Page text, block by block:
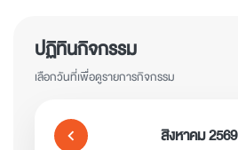
ปฏิทินกิจกรรม
เลือกวันที่เพื่อดูรายการกิจกรรม
chevron_left สิงหาคม 2569